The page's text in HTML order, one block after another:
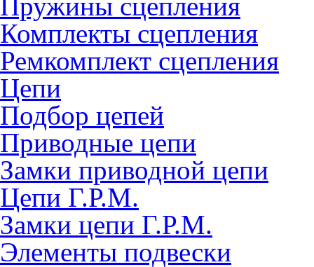
Комплекты сцепления
Ремкомплект сцепления
Цепи
Подбор цепей
Приводные цепи
Замки приводной цепи
Цепи Г.Р.М.
Замки цепи Г.Р.М.
Элементы подвески